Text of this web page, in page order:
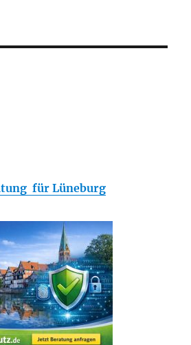
für Lüneburg